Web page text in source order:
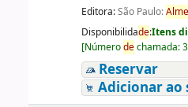
Editora:São Paulo:
Disponibilidade:Itens
[Númerodechamada:
Reservar
Adicionar ao